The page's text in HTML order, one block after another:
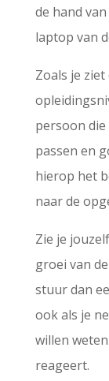
de hand
laptop van
Zoals je
persoon die
passen en
hierop het
naar de
Zie je
groei van
stuur dan
ook als je
willen
reageert.